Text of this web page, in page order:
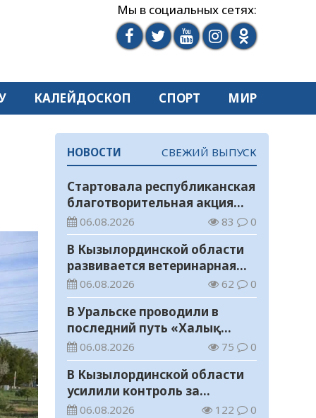
Мы в социальных сетях:
КАЛЕЙДОСКОП СПОРТ МИР
НОВОСТИ СВЕЖИЙ ВЫПУСК
Стартовала республиканская
благотворительная акция
«Дорога в школу»
06.08.2026 83 0
В Кызылординской области
развивается ветеринарная
отрасль
06.08.2026 62 0
В Уральске проводили в
последний путь «Халық
Қаһарманы» Ивана
Степановича Гапича
06.08.2026 75 0
В Кызылординской области
усилили контроль за
финансовой дисциплиной
06.08.2026 122 0